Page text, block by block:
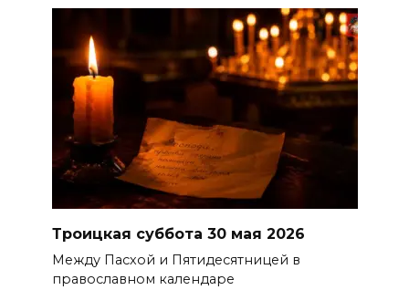
Троицкая суббота 30 мая 2026
Между Пасхой и Пятидесятницей в
православном календаре